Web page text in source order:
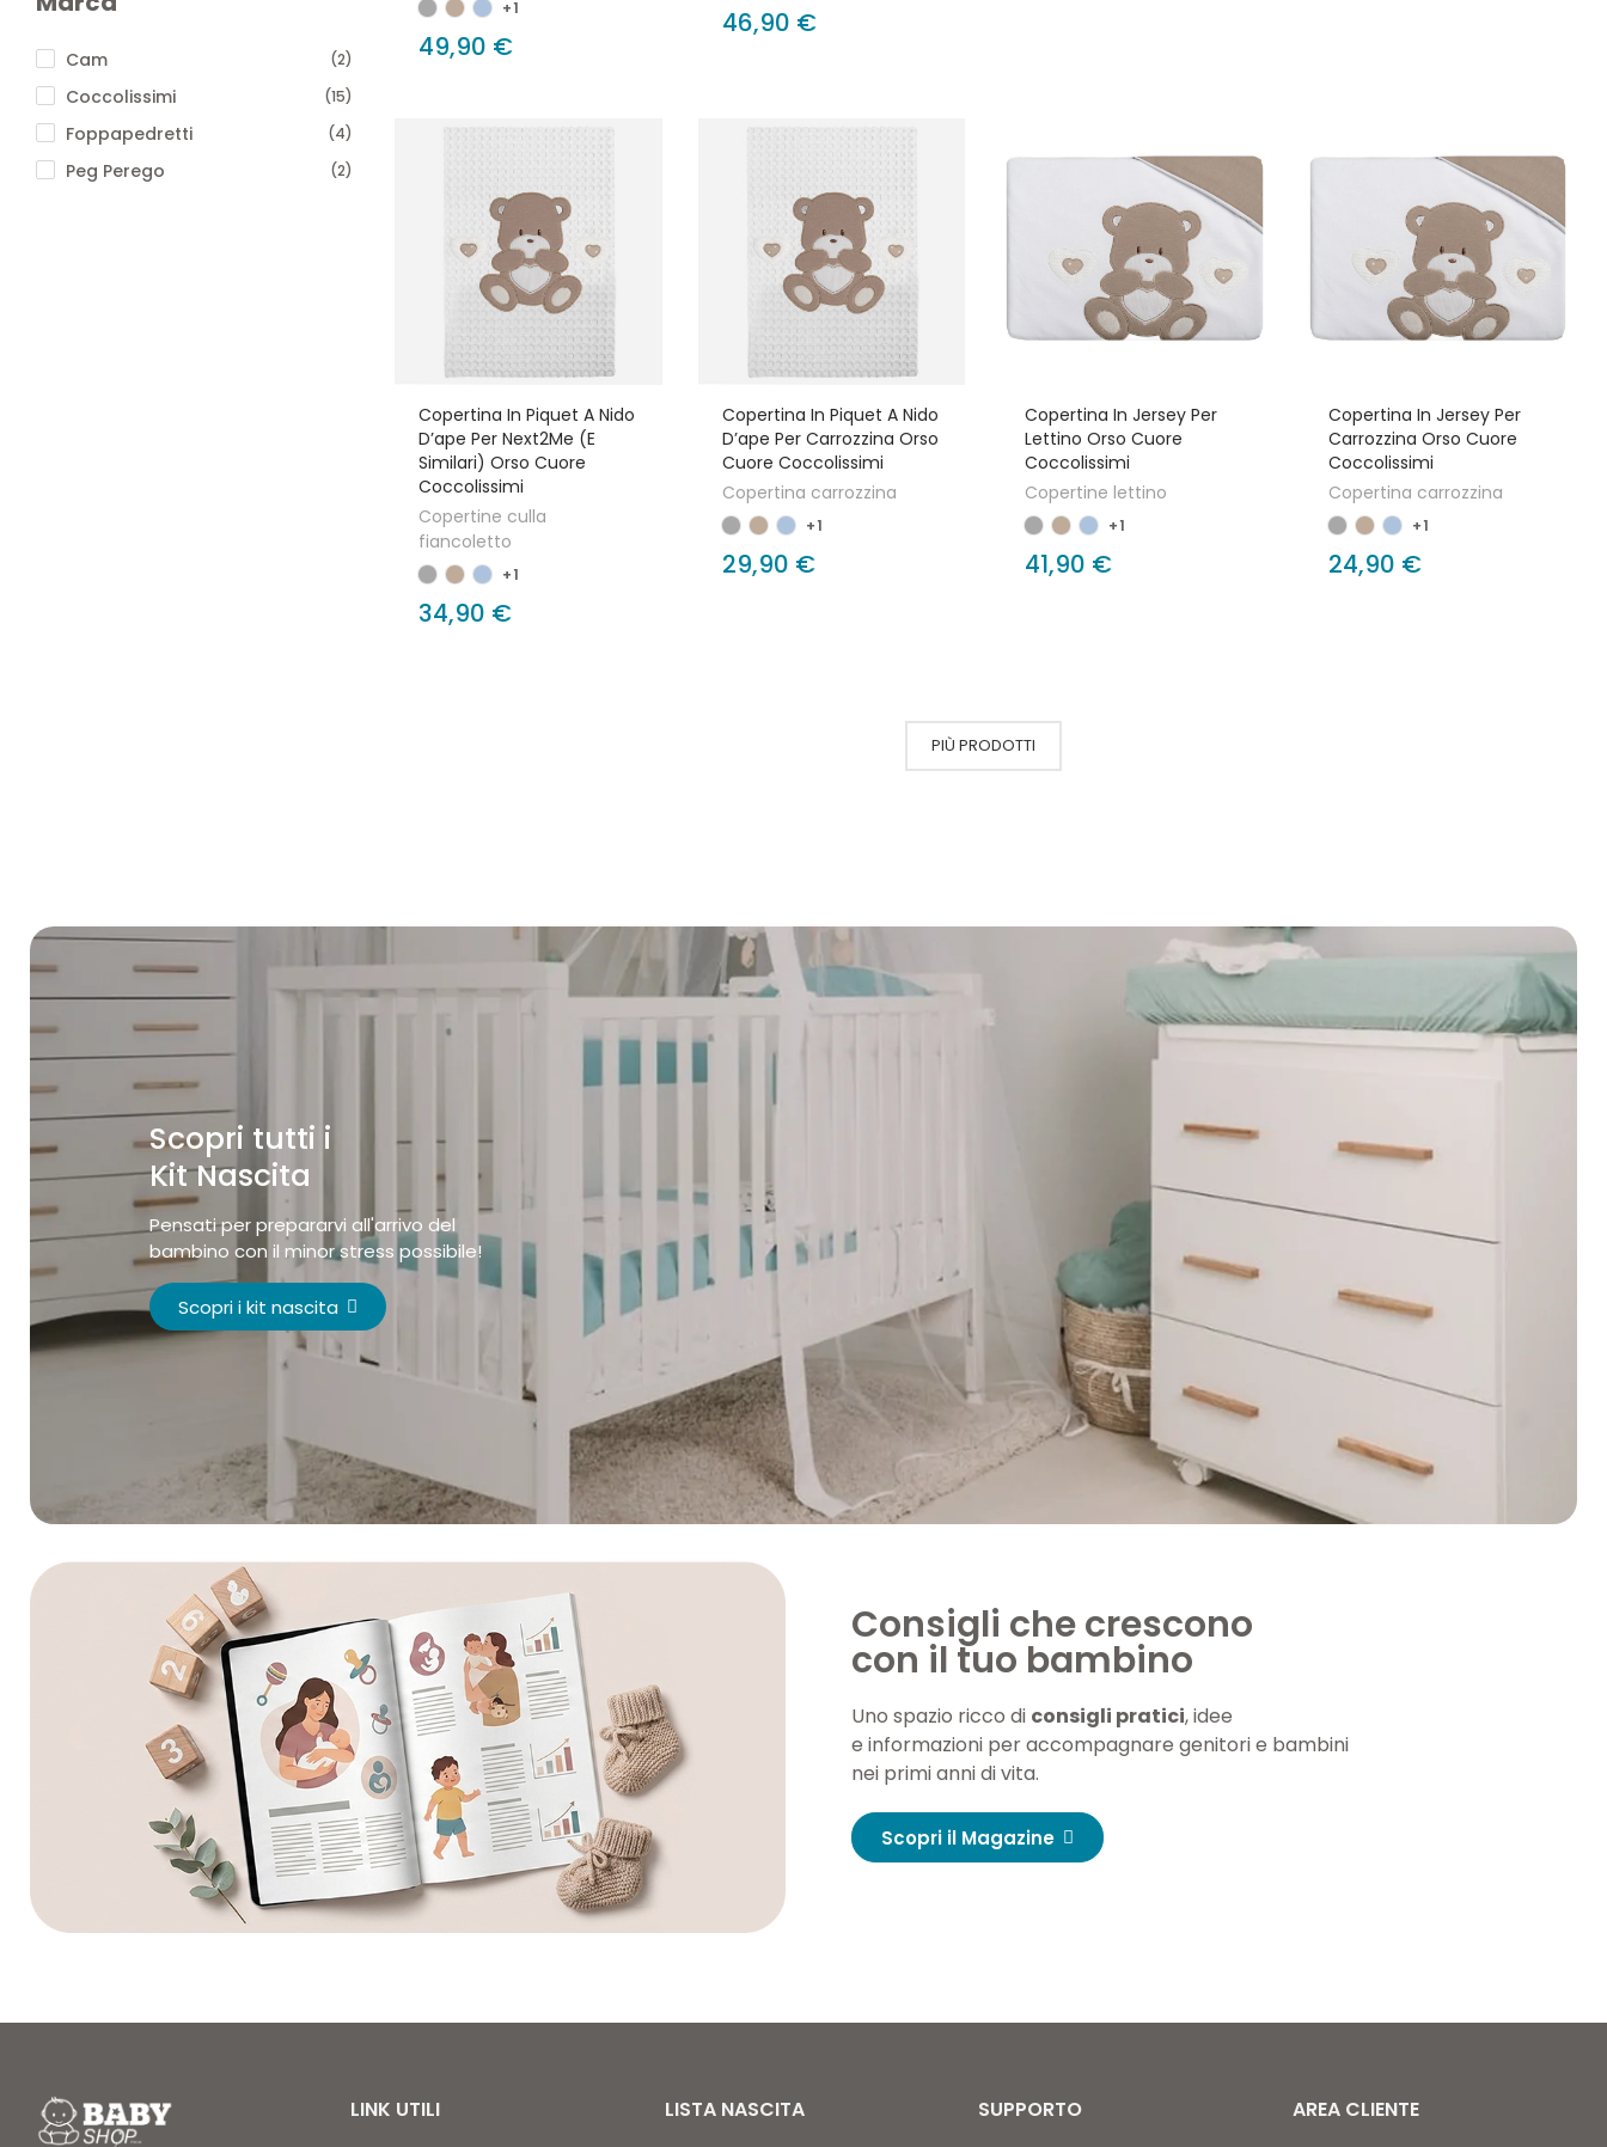
+1
49,90 €
46,90 €
Copertina In Piquet A Nido
D’ape Per Next2Me (e
Similari) Orso Cuore
Coccolissimi
Copertine culla
fiancoletto
+1
34,90 €
Copertina In Piquet A Nido
D’ape Per Carrozzina Orso
Cuore Coccolissimi
Copertina carrozzina
+1
29,90 €
Copertina In Jersey Per
Lettino Orso Cuore
Coccolissimi
Copertine lettino
+1
41,90 €
Copertina In Jersey Per
Carrozzina Orso Cuore
Coccolissimi
Copertina carrozzina
+1
24,90 €
PIÙ PRODOTTI
Cam (2)
Coccolissimi (15)
Foppapedretti (4)
Peg Perego (2)
Scopri tutti i
Kit Nascita
Pensati per prepararvi all'arrivo del
bambino con il minor stress possibile!
Scopri i kit nascita
Consigli che crescono
con il tuo bambino
Uno spazio ricco di consigli pratici, idee
e informazioni per accompagnare genitori e bambini
nei primi anni di vita.
Scopri il Magazine
LINK UTILI LISTA NASCITA SUPPORTO AREA CLIENTE